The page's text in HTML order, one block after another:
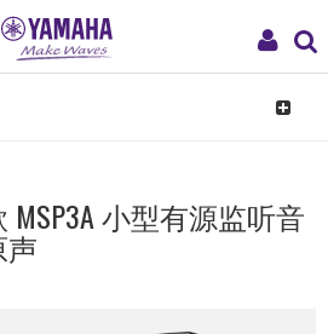
My
Toggle
小型有源监听音